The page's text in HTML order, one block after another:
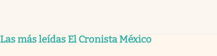
Las más leídas El Cronista México